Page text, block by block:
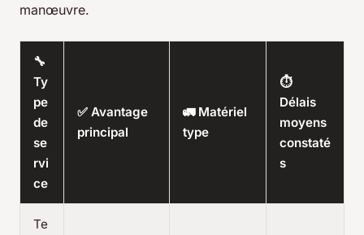
manœuvre.
🔧
Ty
pe
de
se
rvi
ce
✅ Avantage
principal
🚛 Matériel
type
⏱️
Délais
moyens
constaté
s
Te